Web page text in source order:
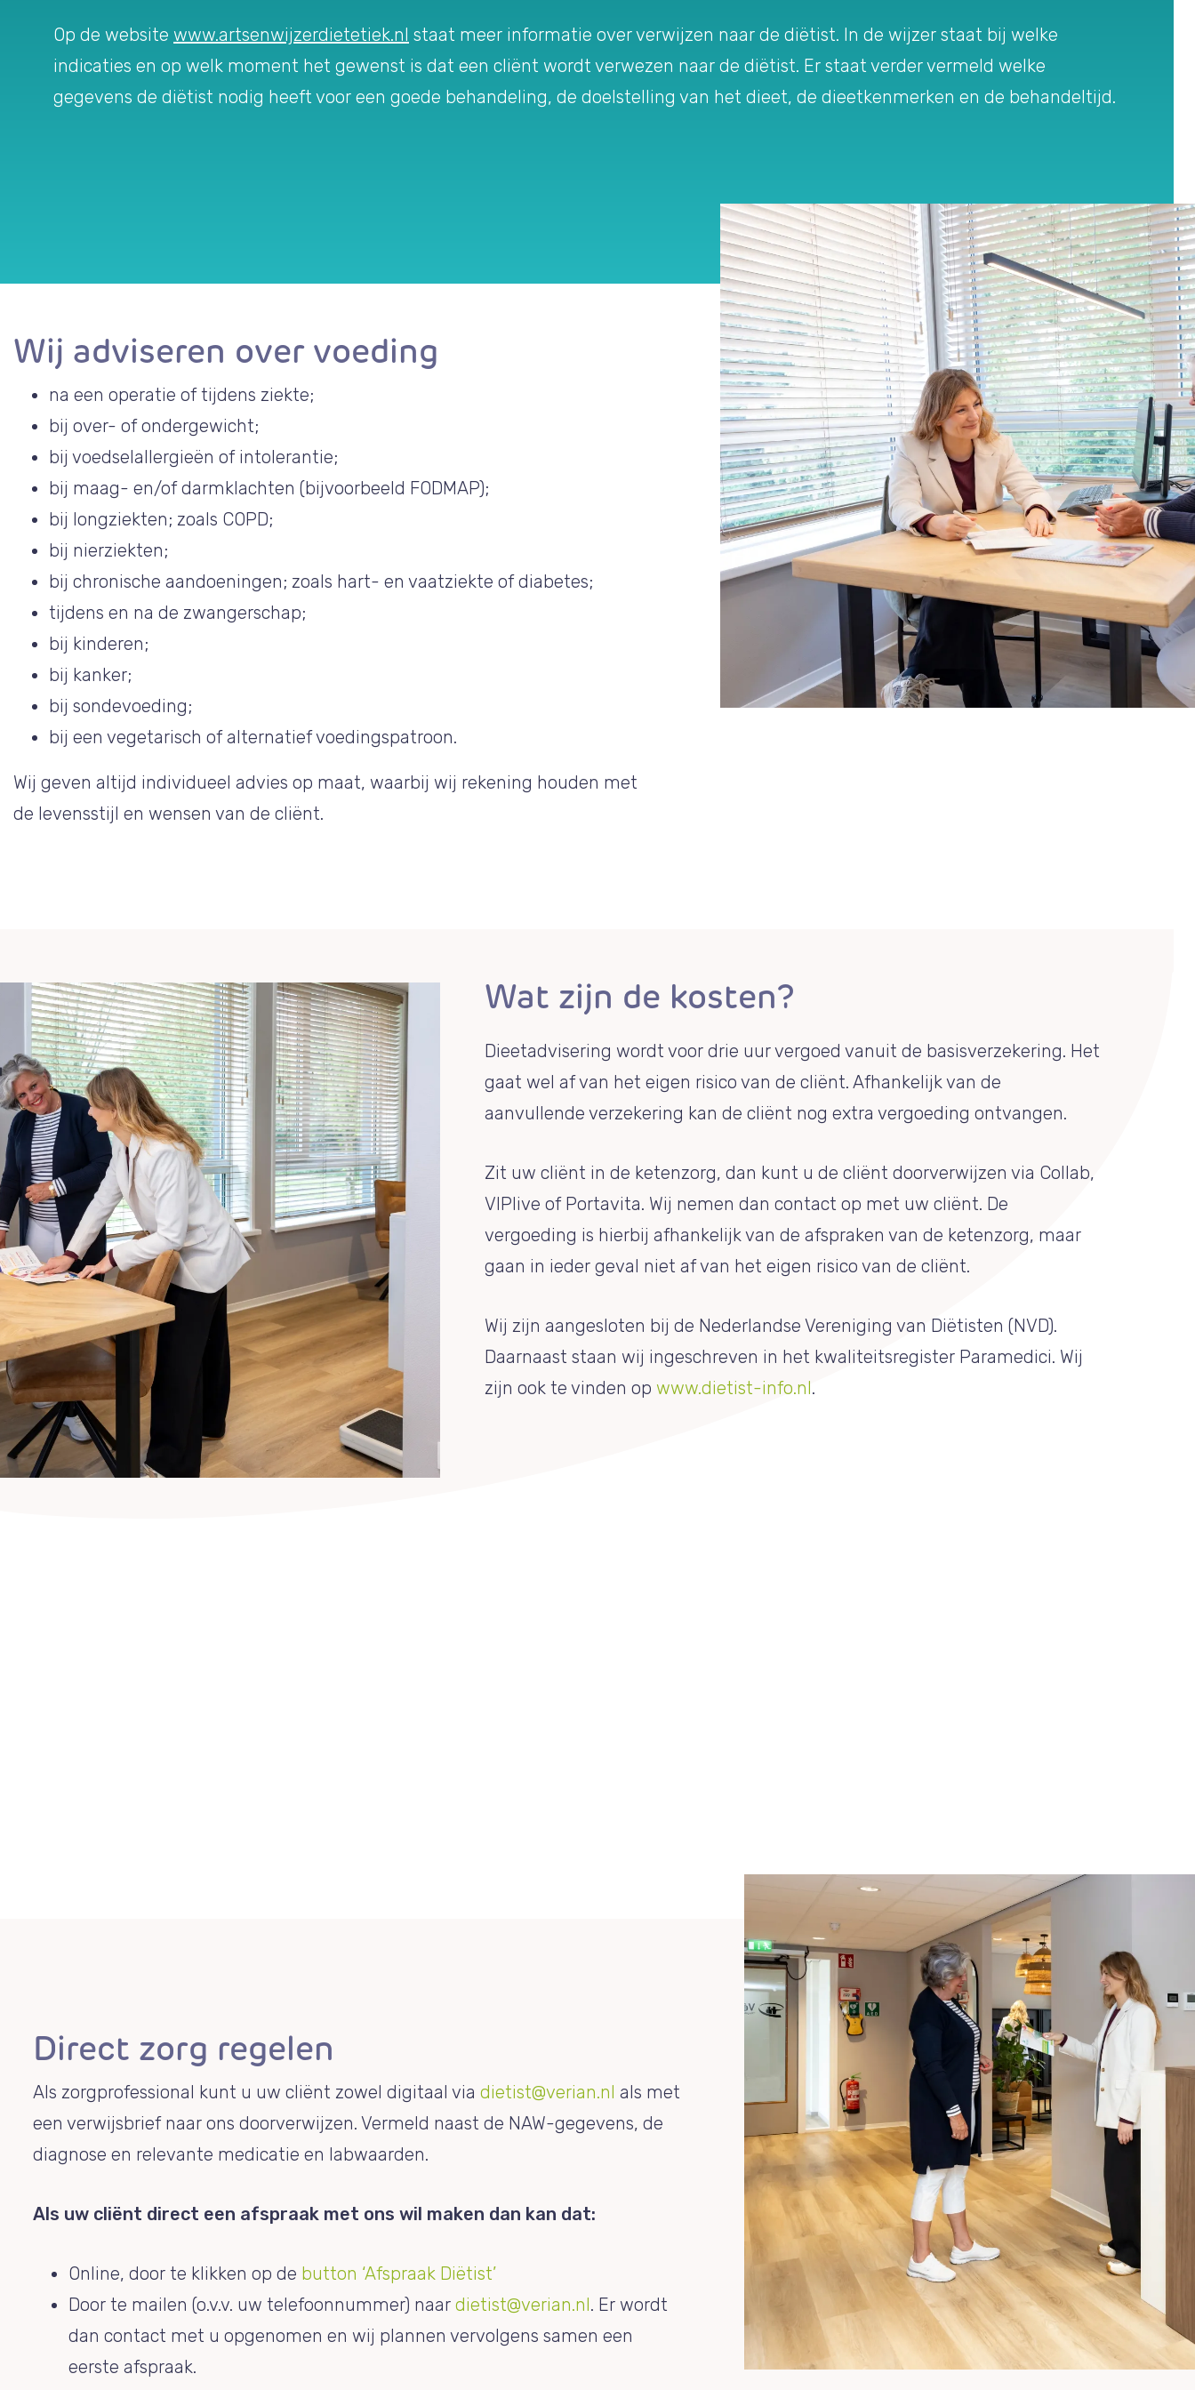
Op de website www.artsenwijzerdietetiek.nl staat meer informatie over verwijzen naar de diëtist. In de wijzer staat bij welke
indicaties en op welk moment het gewenst is dat een cliënt wordt verwezen naar de diëtist. Er staat verder vermeld welke
gegevens de diëtist nodig heeft voor een goede behandeling, de doelstelling van het dieet, de dieetkenmerken en de behandeltijd.
Wij adviseren over voeding
na een operatie of tijdens ziekte;
bij over- of ondergewicht;
bij voedselallergieën of intolerantie;
bij maag- en/of darmklachten (bijvoorbeeld FODMAP);
bij longziekten; zoals COPD;
bij nierziekten;
bij chronische aandoeningen; zoals hart- en vaatziekte of diabetes;
tijdens en na de zwangerschap;
bij kinderen;
bij kanker;
bij sondevoeding;
bij een vegetarisch of alternatief voedingspatroon.
Wij geven altijd individueel advies op maat, waarbij wij rekening houden met
de levensstijl en wensen van de cliënt.
Wat zijn de kosten?
Dieetadvisering wordt voor drie uur vergoed vanuit de basisverzekering. Het
gaat wel af van het eigen risico van de cliënt. Afhankelijk van de
aanvullende verzekering kan de cliënt nog extra vergoeding ontvangen.
Zit uw cliënt in de ketenzorg, dan kunt u de cliënt doorverwijzen via Collab,
VIPlive of Portavita. Wij nemen dan contact op met uw cliënt. De
vergoeding is hierbij afhankelijk van de afspraken van de ketenzorg, maar
gaan in ieder geval niet af van het eigen risico van de cliënt.
Wij zijn aangesloten bij de Nederlandse Vereniging van Diëtisten (NVD).
Daarnaast staan wij ingeschreven in het kwaliteitsregister Paramedici. Wij
zijn ook te vinden op www.dietist-info.nl.
Direct zorg regelen
Als zorgprofessional kunt u uw cliënt zowel digitaal via dietist@verian.nl als met
een verwijsbrief naar ons doorverwijzen. Vermeld naast de NAW-gegevens, de
diagnose en relevante medicatie en labwaarden.
Als uw cliënt direct een afspraak met ons wil maken dan kan dat:
Online, door te klikken op de button ‘Afspraak Diëtist’
Door te mailen (o.v.v. uw telefoonnummer) naar dietist@verian.nl. Er wordt
dan contact met u opgenomen en wij plannen vervolgens samen een
eerste afspraak.